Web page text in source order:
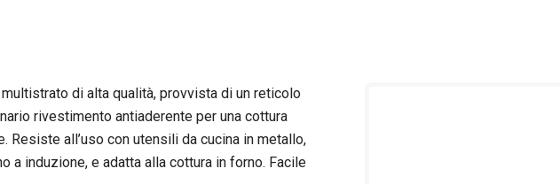
di alta qualità, provvista di un reticolo
rivestimento antiaderente per una cottura
all’uso con utensili da cucina in metallo,
a induzione, e adatta alla cottura in forno. Facile